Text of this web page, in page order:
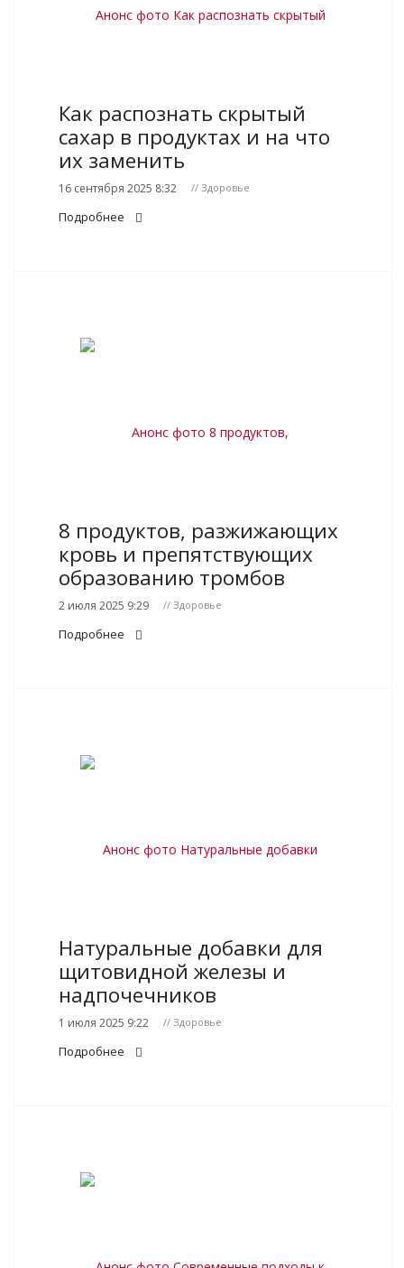
Как распознать скрытый
сахар в продуктах и на что
их заменить
16 сентября 2025 8:32 // Здоровье
Подробнее
8 продуктов, разжижающих
кровь и препятствующих
образованию тромбов
2 июля 2025 9:29 // Здоровье
Подробнее
Натуральные добавки для
щитовидной железы и
надпочечников
1 июля 2025 9:22 // Здоровье
Подробнее